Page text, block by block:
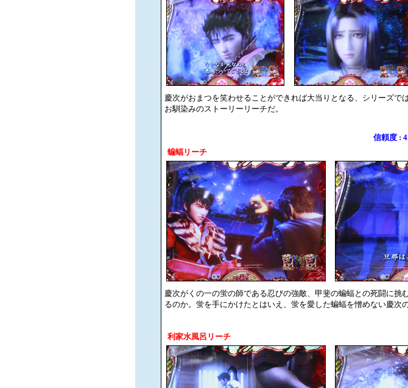
慶次がおまつを笑わせることができれば大当りとなる、シリーズで
お馴染みのストーリーリーチだ。
信頼度 :
蝙蝠リーチ
慶次がくの一の蛍の師である忍びの強敵、甲斐の蝙蝠との死闘に
るのか。蛍を手にかけたとはいえ、蛍を愛した蝙蝠を憎めない慶次
利家水風呂リーチ